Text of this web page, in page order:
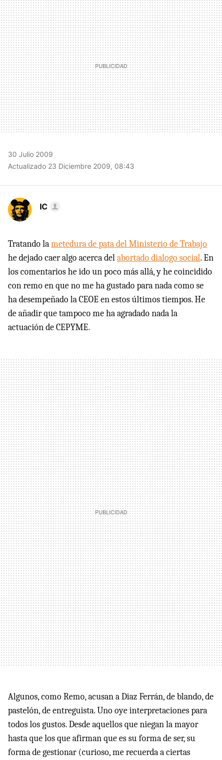
MAIL
30 Julio 2009
Actualizado 23 Diciembre 2009, 08:43
IC
Tratando lametedura de pata del Ministerio de Trabajo
he dejado caer algo acerca delabortado dialogo social. En
los comentarios he ido un poco más allá, y he coincidido
con remo en que no me ha gustado para nada como se
ha desempeñado laCEOEen estos últimos tiempos. He
de añadir que tampoco me ha agradado nada la
actuación deCEPYME.
Algunos, como Remo, acusan a Diaz Ferrán, de blando, de
pastelón, de entreguista. Uno oye interpretaciones para
todos los gustos. Desde aquellos que niegan la mayor
hasta que los que afirman que es su forma de ser, su
forma de gestionar (curioso, me recuerda a ciertas